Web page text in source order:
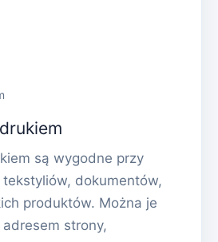
są wygodne przy
tekstyliów, dokumentów,
produktów. Można je
strony,